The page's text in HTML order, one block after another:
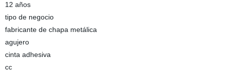
12 años
tipo de negocio
fabricante de chapa metálica
agujero
cinta adhesiva
cc